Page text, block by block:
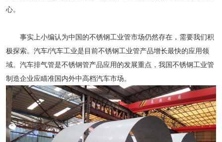
心。
事实上小编认为中国的不锈钢工业管市场仍然存在，需要我们积
极探索。汽车/汽车工业是目前不锈钢工业管产品增长最快的应用领
域。汽车排气管是不锈钢管产品应用的发展重点，我国不锈钢工业管
制造企业应瞄准国内外中高档汽车市场。